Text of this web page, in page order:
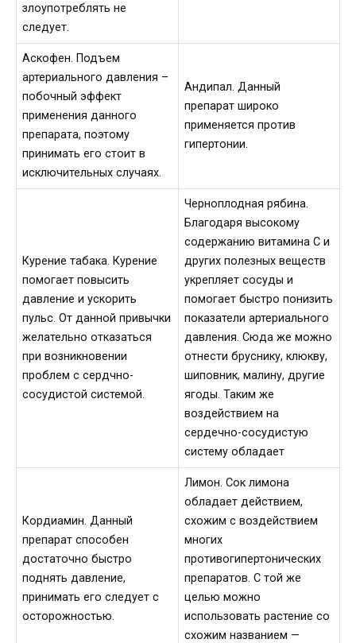
злоупотреблять не
следует.
Аскофен. Подъем
артериального давления –
побочный эффект
применения данного
препарата, поэтому
принимать его стоит в
исключительных случаях.
Андипал. Данный
препарат широко
применяется против
гипертонии.
Курение табака. Курение
помогает повысить
давление и ускорить
пульс. От данной привычки
желательно отказаться
при возникновении
проблем с сердчно-
сосудистой системой.
Черноплодная рябина.
Благодаря высокому
содержанию витамина С и
других полезных веществ
укрепляет сосуды и
помогает быстро понизить
показатели артериального
давления. Сюда же можно
отнести бруснику, клюкву,
шиповник, малину, другие
ягоды. Таким же
воздействием на
сердечно-сосудистую
систему обладает
Кордиамин. Данный
препарат способен
достаточно быстро
поднять давление,
принимать его следует с
осторожностью.
Лимон. Сок лимона
обладает действием,
схожим с воздействием
многих
противогипертонических
препаратов. С той же
целью можно
использовать растение со
схожим названием —